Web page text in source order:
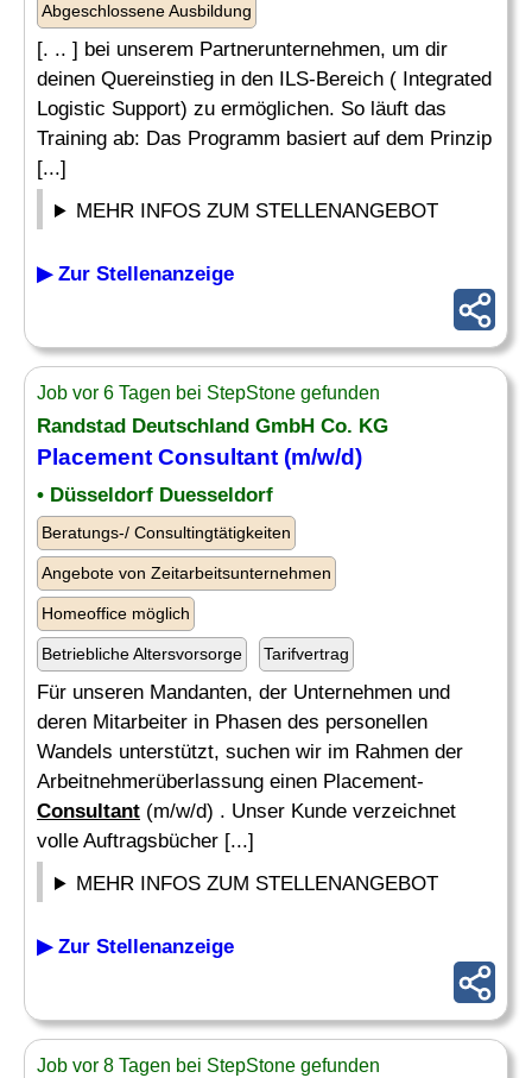
Abgeschlossene Ausbildung
[. .. ] bei unserem Partnerunternehmen, um dir
deinen Quereinstieg in den ILS-Bereich ( Integrated
Logistic Support) zu ermöglichen. So läuft das
Training ab: Das Programm basiert auf dem Prinzip
[...]
MEHR INFOS ZUM STELLENANGEBOT
▶ Zur Stellenanzeige
Job vor 6 Tagen bei StepStone gefunden
Randstad Deutschland GmbH Co. KG
Placement Consultant (m/w/d)
• Düsseldorf Duesseldorf
Beratungs-/ Consultingtätigkeiten
Angebote von Zeitarbeitsunternehmen
Homeoffice möglich
Betriebliche Altersvorsorge Tarifvertrag
Für unseren Mandanten, der Unternehmen und
deren Mitarbeiter in Phasen des personellen
Wandels unterstützt, suchen wir im Rahmen der
Arbeitnehmerüberlassung einen Placement-
Consultant (m/w/d) . Unser Kunde verzeichnet
volle Auftragsbücher [...]
MEHR INFOS ZUM STELLENANGEBOT
▶ Zur Stellenanzeige
Job vor 8 Tagen bei StepStone gefunden